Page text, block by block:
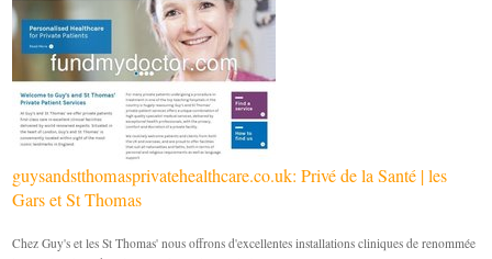
guysandstthomasprivatehealthcare.co.uk: Privé de la Santé | les
Gars et St Thomas
Chez Guy's et les St Thomas' nous offrons d'excellentes installations cliniques de renommée